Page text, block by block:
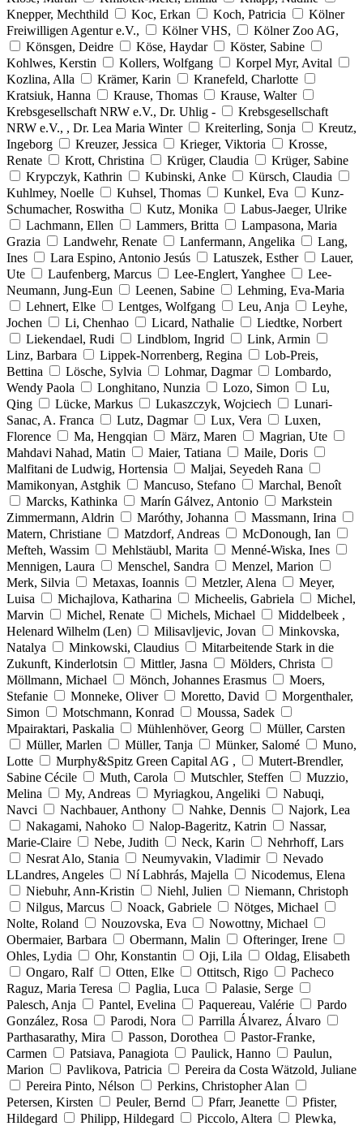
Knepper, Mechthild
Koc, Erkan Koch, Patricia
Kölner
Freiwilligen Agentur e.V.,
Kölner VHS,
Kölner Zoo AG,
Könsgen, Deidre
Köse, Haydar
Köster, Sabine
Kohlwes, Kerstin
Kollers, Wolfgang
Korpel Myr, Avital
Kozlina, Alla
Krämer, Karin
Kranefeld, Charlotte
Kratsiuk, Hanna
Krause, Thomas
Krause, Walter
Krebsgesellschaft NRW e.V., Dr. Uhlig -
Krebsgesellschaft
NRW e.V., , Dr. Lea Maria Winter
Kreiterling, Sonja
Kreutz,
Ingeborg
Kreuzer, Jessica Krieger, Viktoria
Krosse,
Renate
Krott, Christina Krüger, Claudia
Krüger, Sabine
Krypczyk, Kathrin
Kubinski, Anke
Kürsch, Claudia
Kuhlmey, Noelle
Kuhsel, Thomas Kunkel, Eva
Kunz-
Schumacher, Roswitha
Kutz, Monika
Labus-Jaeger, Ulrike
Lachmann, Ellen
Lammers, Britta
Lampasona, Maria
Grazia
Landwehr, Renate Lanfermann, Angelika
Lang,
Ines
Lara Espino, Antonio Jesús Latuszek, Esther
Lauer,
Ute
Laufenberg, Marcus Lee-Englert, Yanghee
Lee-
Neumann, Jung-Eun
Leenen, Sabine
Lehming, Eva-Maria
Lehnert, Elke
Lentges, Wolfgang Leu, Anja
Leyhe,
Jochen
Li, Chenhao Licard, Nathalie
Liedtke, Norbert
Liekendael, Rudi
Lindblom, Ingrid
Link, Armin
Linz, Barbara
Lippek-Norrenberg, Regina
Lob-Preis,
Bettina
Lösche, Sylvia Lohmar, Dagmar
Lombardo,
Wendy Paola
Longhitano, Nunzia Lozo, Simon
Lu,
Qing
Lücke, Markus Lukaszczyk, Wojciech
Lunari-
Sanac, A. Franca
Lutz, Dagmar Lux, Vera
Luxen,
Florence
Ma, Hengqian März, Maren
Magrian, Ute
Mahdavi Nahad, Matin
Maier, Tatiana
Maile, Doris
Malfitani de Ludwig, Hortensia
Maljai, Seyedeh Rana
Mamikonyan, Astghik
Mancuso, Stefano
Marchal, Benoît
Marcks, Kathinka
Marín Gálvez, Antonio
Markstein
Zimmermann, Aldrin
Maróthy, Johanna
Massmann, Irina
Matern, Christiane
Matzdorf, Andreas
McDonough, Ian
Mefteh, Wassim
Mehlstäubl, Marita
Menné-Wiska, Ines
Mennigen, Laura
Menschel, Sandra
Menzel, Marion
Merk, Silvia
Metaxas, Ioannis Metzler, Alena
Meyer,
Luisa
Michajlova, Katharina Micheelis, Gabriela
Michel,
Marvin
Michel, Renate Michels, Michael
Middelbeek ,
Helenard Wilhelm (Len)
Milisavljevic, Jovan
Minkovska,
Natalya
Minkowski, Claudius
Mitarbeitende Stark in die
Zukunft, Kinderlotsin
Mittler, Jasna
Mölders, Christa
Möllmann, Michael
Mönch, Johannes Erasmus
Moers,
Stefanie
Monneke, Oliver Moretto, David
Morgenthaler,
Simon
Motschmann, Konrad
Moussa, Sadek
Mpairaktari, Paskalia
Mühlenhöver, Georg
Müller, Carsten
Müller, Marlen
Müller, Tanja Münker, Salomé
Muno,
Lotte
Murphy&Spitz Green Capital AG ,
Mutert-Brendler,
Sabine Cécile
Muth, Carola Mutschler, Steffen
Muzzio,
Melina
My, Andreas Myriagkou, Angeliki
Nabuqi,
Navci
Nachbauer, Anthony Nahke, Dennis
Najork, Lea
Nakagami, Nahoko
Nalop-Bageritz, Katrin
Nassar,
Marie-Claire
Nebe, Judith Neck, Karin
Nehrhoff, Lars
Nesrat Alo, Stania
Neumyvakin, Vladimir
Nevado
LLandres, Angeles
Ní Labhrás, Majella
Nicodemus, Elena
Niebuhr, Ann-Kristin
Niehl, Julien
Niemann, Christoph
Nilgus, Marcus
Noack, Gabriele
Nötges, Michael
Nolte, Roland
Nouzovska, Eva
Nowottny, Michael
Obermaier, Barbara
Obermann, Malin
Ofteringer, Irene
Ohles, Lydia
Ohr, Konstantin Oji, Lila
Oldag, Elisabeth
Ongaro, Ralf
Otten, Elke Ottitsch, Rigo
Pacheco
Raguz, Maria Teresa
Paglia, Luca
Palasie, Serge
Palesch, Anja
Pantel, Evelina Paquereau, Valérie
Pardo
González, Rosa
Parodi, Nora
Parrilla Álvarez, Álvaro
Parthasarathy, Mira
Passon, Dorothea
Pastor-Franke,
Carmen
Patsiava, Panagiota Paulick, Hanno
Paulun,
Marion
Pavlikova, Patricia
Pereira da Costa Wätzold, Juliane
Pereira Pinto, Nélson
Perkins, Christopher Alan
Petersen, Kirsten
Peuler, Bernd Pfarr, Jeanette
Pfister,
Hildegard
Philipp, Hildegard Piccolo, Altera
Plewka,